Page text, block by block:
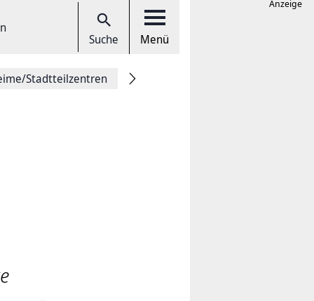
Suche Menü
Stadtteilzentren
Anzeige